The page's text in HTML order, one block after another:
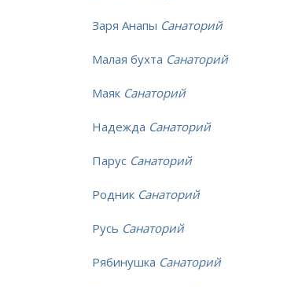
Заря Анапы Санаторий
Малая бухта Санаторий
Маяк Санаторий
Надежда Санаторий
Парус Санаторий
Родник Санаторий
Русь Санаторий
Рябинушка Санаторий